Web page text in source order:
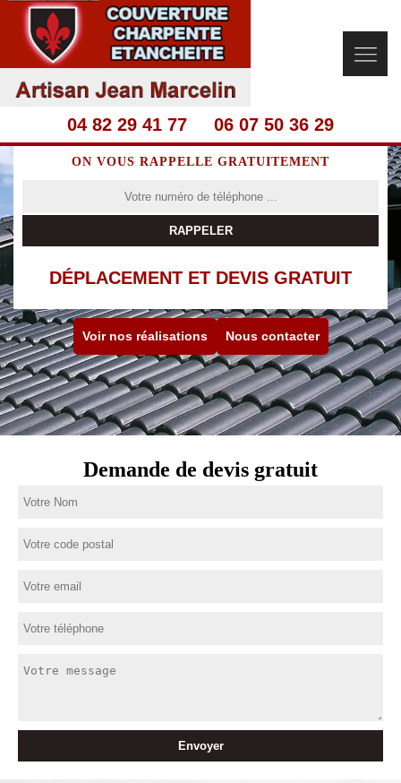
04 82 29 41 77 06 07 50 36 29
ON VOUS RAPPELLE GRATUITEMENT
DÉPLACEMENT ET DEVIS GRATUIT
Voir nos réalisations Nous contacter
Demande de devis gratuit